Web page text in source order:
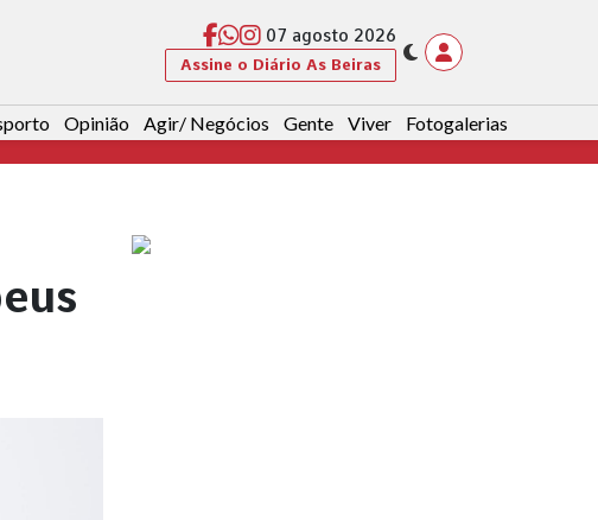
07 agosto 2026
Assine o Diário As Beiras
Opinião Agir/ Negócios Gente Viver Fotogalerias